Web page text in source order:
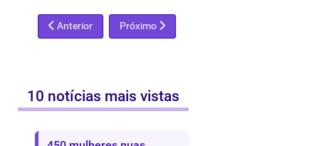
Artigo anterior: SP-Arte foi um sucesso de vendas, diz
Anterior Próximo artigo: Exposição em Itu-SP reúne
Próximo
10 notícias mais vistas